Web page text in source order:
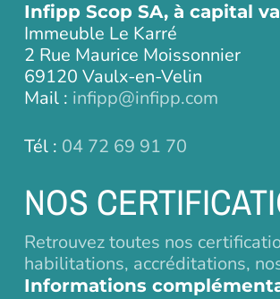
Infipp Scop SA, à capital
Immeuble Le Karré
2 Rue Maurice Moissonnier
69120 Vaulx-en-Velin
Mail : infipp@infipp.com
Tél : 04 72 69 91 70
NOS
Retrouvez toutes nos
habilitations, accréditations,
Informations